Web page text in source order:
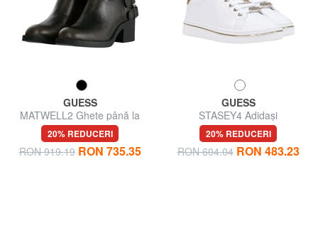
GUESS
MATWELL2 Ghete până la
gleznă, toc de 6 cm
20% REDUCERI
RON 919.19 RON 735.35
GUESS
STASEY4 Adidași
20% REDUCERI
RON 604.04 RON 483.23